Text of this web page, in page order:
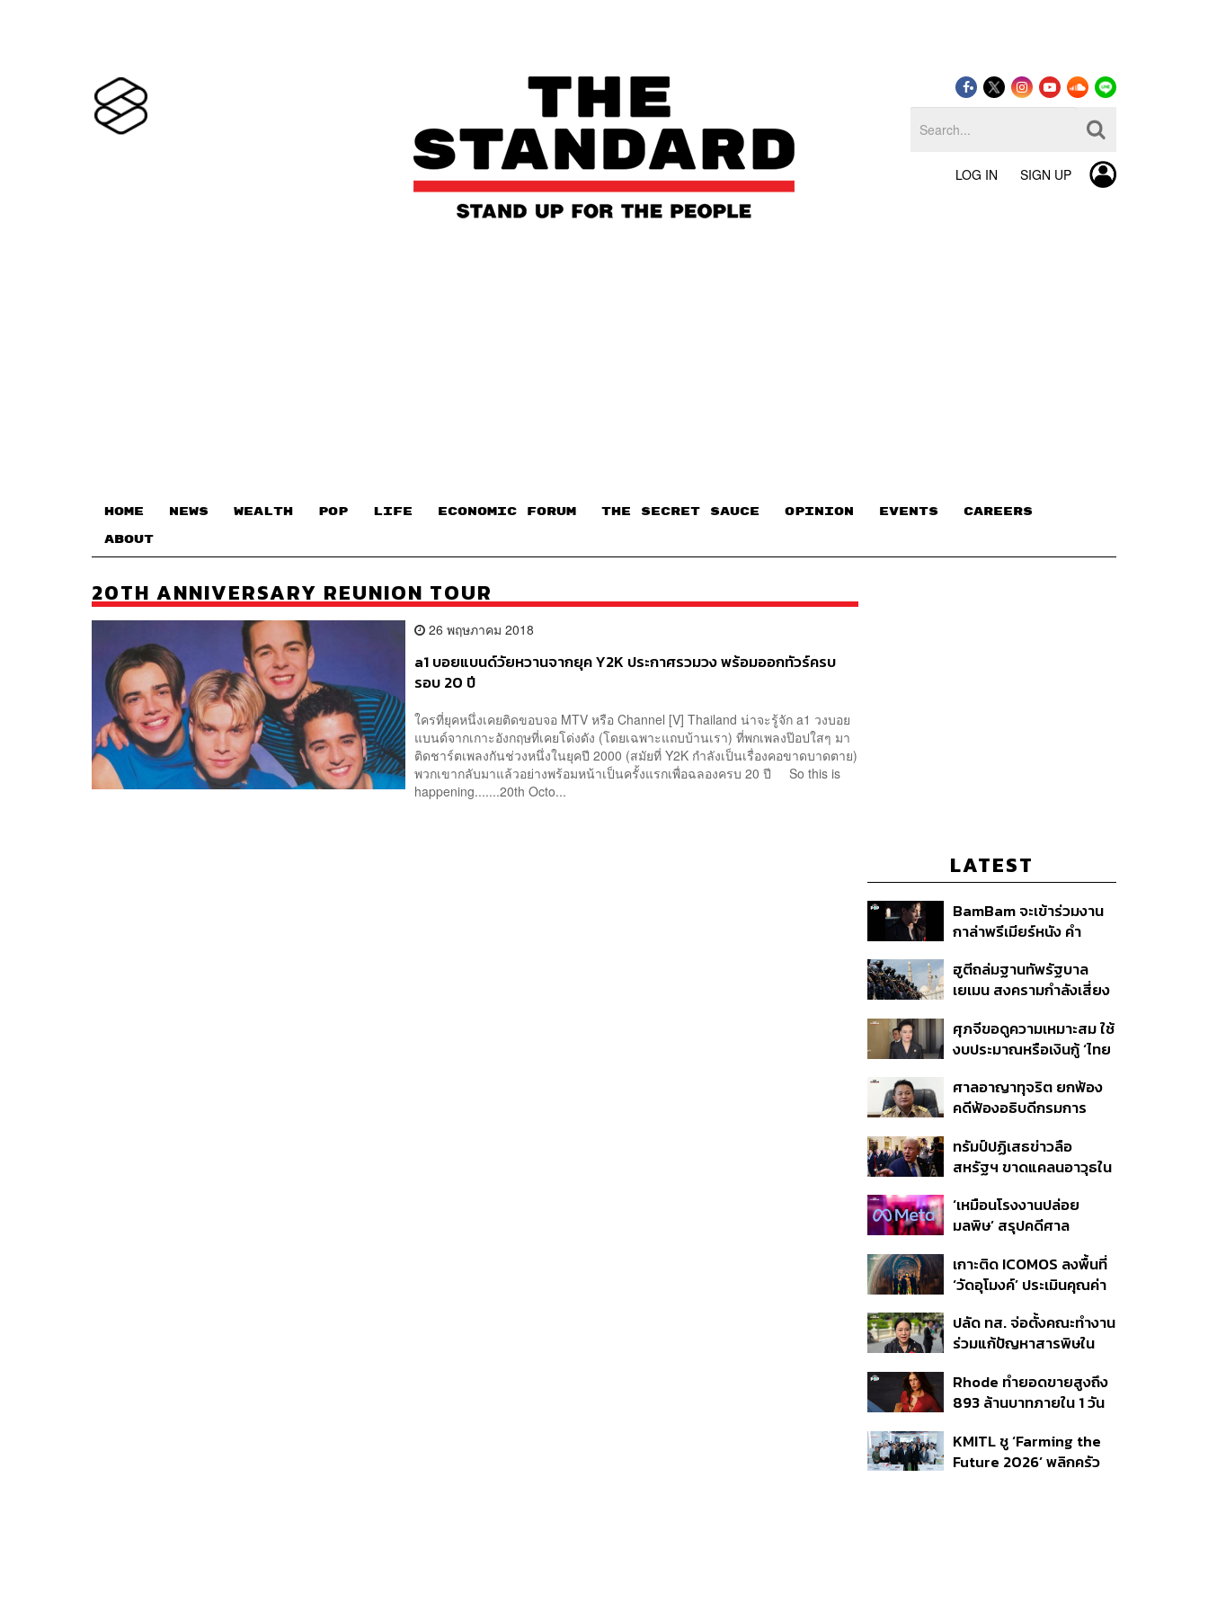
LOG IN SIGN UP
HOME NEWS WEALTH POP LIFE ECONOMIC FORUM THE SECRET SAUCE​ OPINION EVENTS CAREERS
ABOUT
20TH ANNIVERSARY REUNION TOUR
26 พฤษภาคม 2018
a1 บอยแบนด์วัยหวานจากยุค Y2K ประกาศรวมวง พร้อมออกทัวร์ครบ
รอบ 20 ปี
ใครที่ยุคหนึ่งเคยติดขอบจอ MTV หรือ Channel [V] Thailand น่าจะรู้จัก a1 วงบอย
แบนด์จากเกาะอังกฤษที่เคยโด่งดัง (โดยเฉพาะแถบบ้านเรา) ที่พกเพลงป๊อปใสๆ มา
ติดชาร์ตเพลงกันช่วงหนึ่งในยุคปี 2000 (สมัยที่ Y2K กำลังเป็นเรื่องคอขาดบาดตาย)
พวกเขากลับมาแล้วอย่างพร้อมหน้าเป็นครั้งแรกเพื่อฉลองครบ 20 ปี So this is
happening.......20th Octo...
LATEST
BamBam จะเข้าร่วมงาน
กาล่าพรีเมียร์หนัง คำ
ฮูตีถล่มฐานทัพรัฐบาล
เยเมน สงครามกำลังเสี่ยง
ศุภจีขอดูความเหมาะสม ใช้
งบประมาณหรือเงินกู้ ‘ไทย
‘ไทยช่วยไทยพลัส เฟส 2’
ไม่จำเป็นต้องออกพร้อมกัน
ศาลอาญาทุจริต ยกฟ้อง
คดีฟ้องอธิบดีกรมการ
จังหวัดภูเก็ต’ ชอบด้วยขั้น
ตอน
ทรัมป์ปฏิเสธข่าวลือ
สหรัฐฯ ขาดแคลนอาวุธใน
เผยกำลังล่าตัวคนปล่อย
ข่าว
‘เหมือนโรงงานปล่อย
มลพิษ’ สรุปคดีศาล
กระทบสุขภาพจิตเด็ก คุม
เข้ม AI Chatbot
เกาะติด ICOMOS ลงพื้นที่
‘วัดอุโมงค์’ ประเมินคุณค่า
มรดกโลกปี 2570
ปลัด ทส. จ่อตั้งคณะทำงาน
ร่วมแก้ปัญหาสารพิษใน
เมียนมา เล็งเริ่มถกนัดแรก
ส.ค.นี้
Rhode ทำยอดขายสูงถึง
893 ล้านบาทภายใน 1 วัน
ล่าสุด
KMITL ชู ‘Farming the
Future 2026’ พลิกครัว